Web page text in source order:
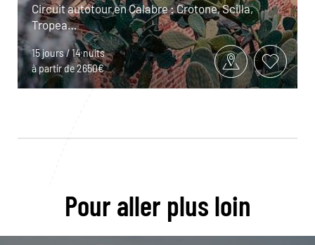
Circuit autotour en Calabre : Crotone, Scilla,
Tropea…
15 jours / 14 nuits
à partir de 2650€
Pour aller plus loin